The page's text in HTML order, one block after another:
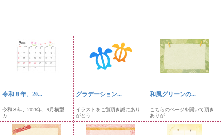
令和８年、20...
令和８年、2026年、9月横型
カ...
グラデーション...
イラストをご覧頂き誠にあり
がとう...
和風グリーンの...
こちらのページを開いて頂き
ありが...